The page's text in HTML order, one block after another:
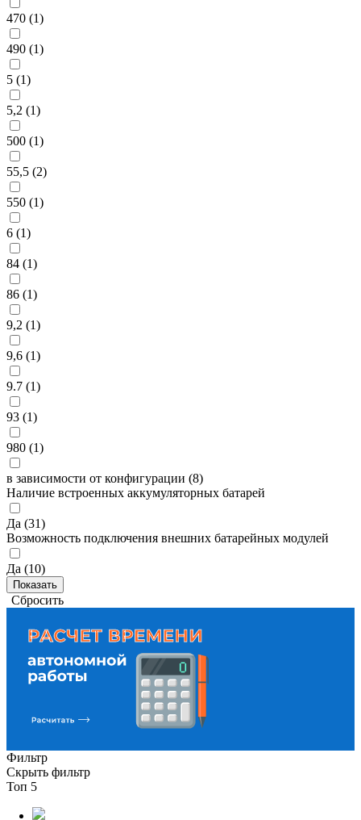
470 (1)
490 (1)
5 (1)
5,2 (1)
500 (1)
55,5 (2)
550 (1)
6 (1)
84 (1)
86 (1)
9,2 (1)
9,6 (1)
9.7 (1)
93 (1)
980 (1)
в зависимости от конфигурации (8)
Наличие встроенных аккумуляторных батарей
Да (31)
Возможность подключения внешних батарейных модулей
Да (10)
Сбросить
Фильтр
Скрыть фильтр
Топ 5